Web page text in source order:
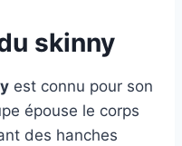
skinny
est connu pour son
épouse le corps
des hanches